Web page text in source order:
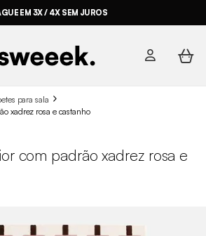
EM 3X / 4X SEM JUROS
para sala
xadrez rosa e castanho
com padrão xadrez rosa e